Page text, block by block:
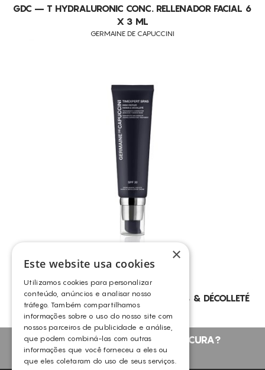
GDC – T HYDRALURONIC CONC. RELLENADOR FACIAL 6
X 3 ML
GERMAINE DE CAPUCCINI
TIMEXPERT SRNS – HIGH REPAIR HANDS & DÉCOLLETÉ
GERMAINE DE CAPUCCINI
NÃO ENCONTROU O QUE PROCURA?
FALE CONNOSCO
×
Este website usa cookies
Utilizamos cookies para personalizar
conteúdo, anúncios e analisar nosso
tráfego. Também compartilhamos
informações sobre o uso do nosso site com
nossos parceiros de publicidade e análise,
que podem combiná-las com outras
informações que você forneceu a eles ou
que eles coletaram do uso de seus serviços.